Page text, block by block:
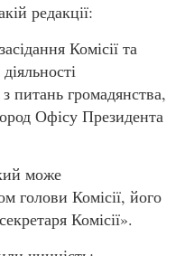
редакції:
Комісії та
питань громадянства,
Офісу Президента
може
голови Комісії, його
Комісії».